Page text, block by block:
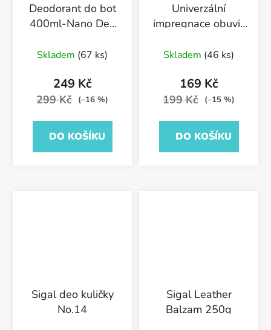
Deodorant do bot
400ml-Nano Deo
hodnocení
produktu
je
5
Skladem (67 ks)
249 Kč
299 Kč (–16 %)
DO KOŠÍKU
Univerzální
impregnace obuvi-
55/58/250ML
Skladem (46 ks)
169 Kč
199 Kč (–15 %)
DO KOŠÍKU
Sigal deo kuličky
No.14
Sigal Leather
Balzam 250g